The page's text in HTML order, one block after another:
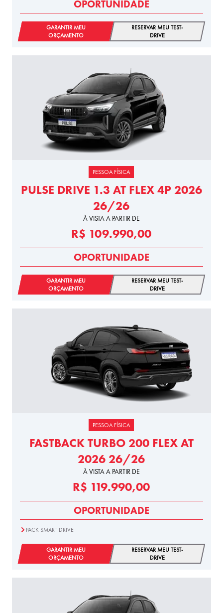
OPORTUNIDADE
GARANTIR MEU
ORÇAMENTO
RESERVAR MEU TEST-
DRIVE
PESSOA FÍSICA
PULSE DRIVE 1.3 AT FLEX 4P 2026
26/26
À VISTA A PARTIR DE
R$ 109.990,00
OPORTUNIDADE
GARANTIR MEU
ORÇAMENTO
RESERVAR MEU TEST-
DRIVE
PESSOA FÍSICA
FASTBACK TURBO 200 FLEX AT
2026 26/26
À VISTA A PARTIR DE
R$ 119.990,00
OPORTUNIDADE
PACK SMART DRIVE
GARANTIR MEU
ORÇAMENTO
RESERVAR MEU TEST-
DRIVE